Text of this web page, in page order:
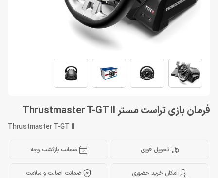
فرمان بازی تراست مستر Thrustmaster T-GT II
Thrustmaster T-GT II
تحویل فوری ضمانت بازگشت وجه
امکان خرید حضوری ضمانت اصالت و سلامت